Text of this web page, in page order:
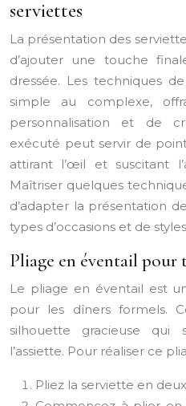
serviettes
La présentation des
d’ajouter une touche
dressée. Les techniques
simple au complexe,
personnalisation et de
exécuté peut servir de
attirant l’œil et suscitant
Maîtriser quelques
d’adapter la présentation
types d’occasions et de
Pliage en éventail pour
Le pliage en éventail est
pour les dîners formels.
silhouette gracieuse qui
l’assiette. Pour réaliser ce
Pliez la serviette en